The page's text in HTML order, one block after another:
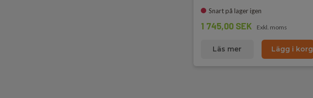
Snart på lager igen
1 745,00 SEK Exkl. moms
Läs mer Lägg i korg